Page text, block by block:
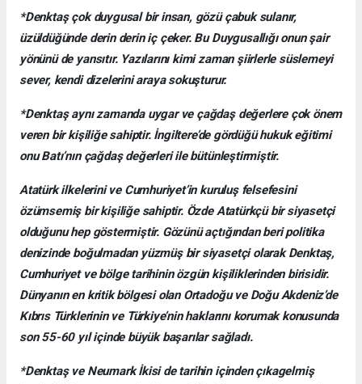
*Denktaş çok duygusal bir insan, gözü çabuk sulanır,
üzüldüğünde derin derin iç çeker. Bu Duygusallığı onun şair
yönünü de yansıtır. Yazılarını kimi zaman şiirlerle süslemeyi
sever, kendi dizelerini araya sokuşturur.
*Denktaş aynı zamanda uygar ve çağdaş değerlere çok önem
veren bir kişiliğe sahiptir. İngiltere’de gördüğü hukuk eğitimi
onu Batı’nın çağdaş değerleri ile bütünleştirmiştir.
Atatürk ilkelerini ve Cumhuriyet’in kuruluş felsefesini
özümsemiş bir kişiliğe sahiptir. Özde Atatürkçü bir siyasetçi
olduğunu hep göstermiştir. Gözünü açtığından beri politika
denizinde boğulmadan yüzmüş bir siyasetçi olarak Denktaş,
Cumhuriyet ve bölge tarihinin özgün kişiliklerinden birisidir.
Dünyanın en kritik bölgesi olan Ortadoğu ve Doğu Akdeniz’de
Kıbrıs Türklerinin ve Türkiye’nin haklarını korumak konusunda
son 55-60 yıl içinde büyük başarılar sağladı.
*Denktaş ve Neumark İkisi de tarihin içinden çıkagelmiş